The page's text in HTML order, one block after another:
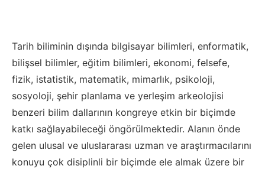
Tarih biliminin dışında bilgisayar bilimleri, enformatik,
bilişsel bilimler, eğitim bilimleri, ekonomi, felsefe,
fizik, istatistik, matematik, mimarlık, psikoloji,
sosyoloji, şehir planlama ve yerleşim arkeolojisi
benzeri bilim dallarının kongreye etkin bir biçimde
katkı sağlayabileceği öngörülmektedir. Alanın önde
gelen ulusal ve uluslararası uzman ve araştırmacılarını
konuyu çok disiplinli bir biçimde ele almak üzere bir